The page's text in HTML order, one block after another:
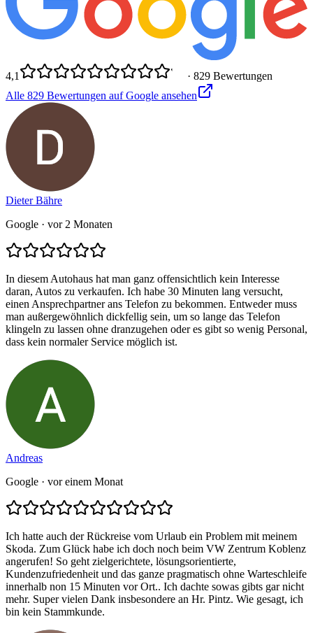
4,1 · 829 Bewertungen
Alle 829 Bewertungen auf Google ansehen
Dieter Bähre
Google · vor 2 Monaten
In diesem Autohaus hat man ganz offensichtlich kein Interesse
daran, Autos zu verkaufen. Ich habe 30 Minuten lang versucht,
einen Ansprechpartner ans Telefon zu bekommen. Entweder muss
man außergewöhnlich dickfellig sein, um so lange das Telefon
klingeln zu lassen ohne dranzugehen oder es gibt so wenig Personal,
dass kein normaler Service möglich ist.
Andreas
Google · vor einem Monat
Ich hatte auch der Rückreise vom Urlaub ein Problem mit meinem
Skoda. Zum Glück habe ich doch noch beim VW Zentrum Koblenz
angerufen! So geht zielgerichtete, lösungsorientierte,
Kundenzufriedenheit und das ganze pragmatisch ohne Warteschleife
innerhalb non 15 Minuten vor Ort.. Ich dachte sowas gibts gar nicht
mehr. Super vielen Dank insbesondere an Hr. Pintz. Wie gesagt, ich
bin kein Stammkunde.